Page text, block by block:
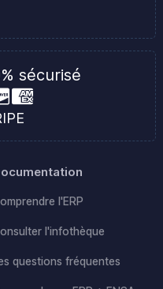
sécurisé
l'ERP
l'infothèque
questions fréquentes